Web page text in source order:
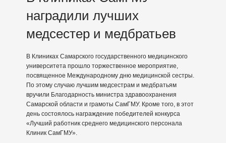
наградили лучших
медсестер и медбратьев
В Клиниках Самарского государственного медицинского
университета прошло торжественное мероприятие,
посвященное Международному дню медицинской сестры.
По этому случаю лучшим медсестрам и медбратьям
вручили Благодарность министра здравоохранения
Самарской области и грамоты СамГМУ. Кроме того, в этот
день состоялось награждение победителей конкурса
«Лучший работник среднего медицинского персонала
Клиник СамГМУ».